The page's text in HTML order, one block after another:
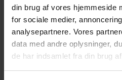
din brug af vores hjemmeside
for sociale medier,
analysepartnere. Vores
data med andre oplysninger,
de har indsamlet fra din brug
Energiboost
Kattegræs
Kattemalt